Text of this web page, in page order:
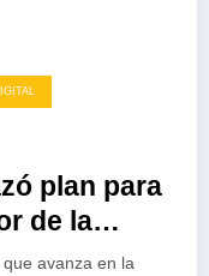
plan para
de la
avanza en la